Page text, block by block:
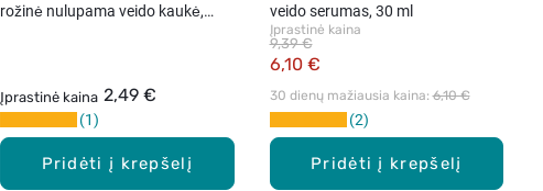
Pridėti į krepšelį
rožinė nulupama veido kaukė,
Įprastinė kaina 2,49 €
1
Pridėti į krepšelį
veido serumas, 30 ml
Įprastinė kaina
6,10 €
9,39 €
30 dienų mažiausia kaina: 6,10 €
2